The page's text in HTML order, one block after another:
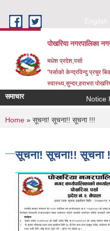
English
पोखरिया नगरपालिका
मधेश प्रदेश,पर्सा
"पर्साको केन्द्रविन्दु प्रचुर
स्वास्थ्य,सुन्दर,हराभरा
समाचार Notice
You are here
Home » सूचना! सूचना!! सूचना !!!
सूचना! सूचना!! सूचना